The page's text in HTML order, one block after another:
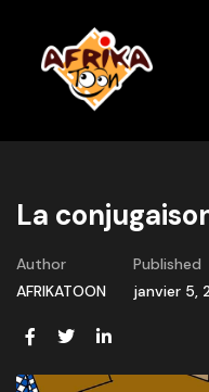
La
Author
AFRIKATOON
Published
janvier 5,